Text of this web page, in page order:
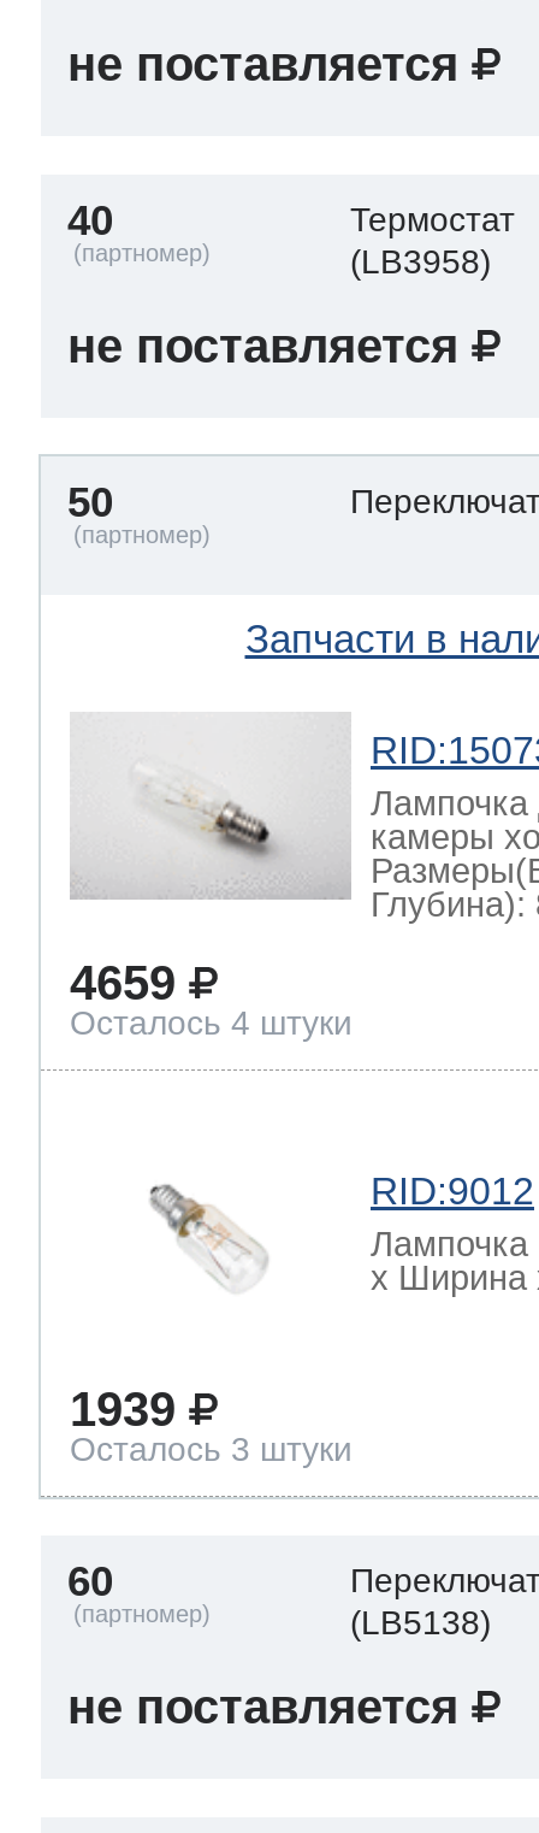
не поставляется
40
Термостат
(LB3958)
не поставляется
50
Запчасти в
Лампочка
камеры
Глубина):
4659
Осталось 4 штуки
RID:9012
Лампочка
х Ширина
1939
Осталось 3 штуки
60
(LB5138)
не поставляется